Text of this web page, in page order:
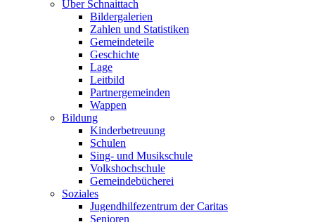
Über Schnaittach
Bildergalerien
Zahlen und Statistiken
Gemeindeteile
Geschichte
Lage
Leitbild
Partnergemeinden
Wappen
Bildung
Kinderbetreuung
Schulen
Sing- und Musikschule
Volkshochschule
Gemeindebücherei
Soziales
Jugendhilfezentrum der Caritas
Senioren